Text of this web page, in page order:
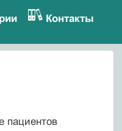
Контакты
пациентов